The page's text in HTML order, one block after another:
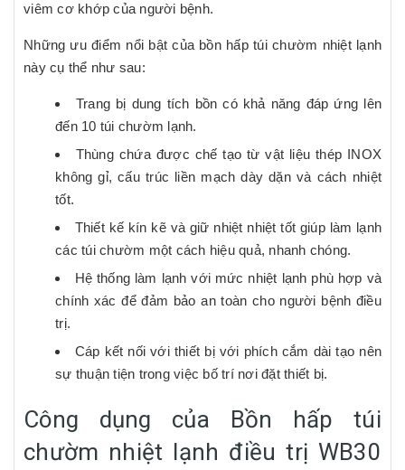
viêm cơ khớp của người bệnh.
Những ưu điểm nổi bật của bồn hấp túi chườm nhiệt lạnh
này cụ thể như sau:
Trang bị dung tích bồn có khả năng đáp ứng lên
đến 10 túi chườm lạnh.
Thùng chứa được chế tạo từ vật liệu thép INOX
không gỉ, cấu trúc liền mạch dày dặn và cách nhiệt
tốt.
Thiết kế kín kẽ và giữ nhiệt nhiệt tốt giúp làm lạnh
các túi chườm một cách hiệu quả, nhanh chóng.
Hệ thống làm lạnh với mức nhiệt lạnh phù hợp và
chính xác để đảm bảo an toàn cho người bệnh điều
trị.
Cáp kết nối với thiết bị với phích cắm dài tạo nên
sự thuận tiện trong việc bố trí nơi đặt thiết bị.
Công dụng của Bồn hấp túi
chườm nhiệt lạnh điều trị WB30